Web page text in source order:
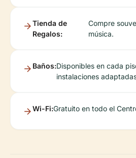
Tienda de
Regalos:
Compre
música.
Baños:Disponibles en cada
instalaciones
Wi-Fi:Gratuito en todo el